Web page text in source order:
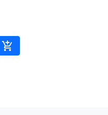

Adicionar ao carrinho